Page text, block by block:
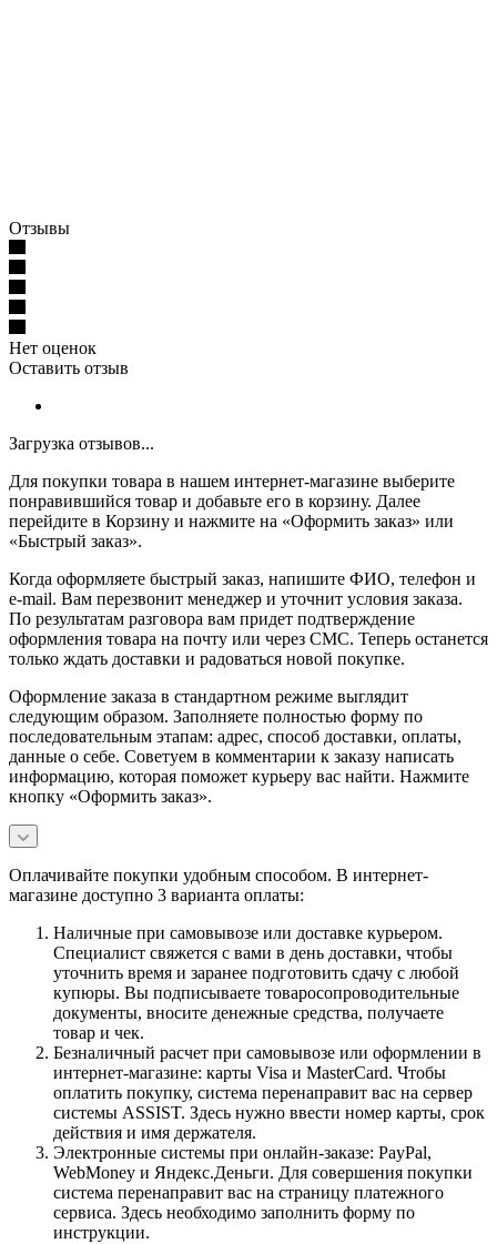
Отзывы
Нет оценок
Оставить отзыв
Загрузка отзывов...
Для покупки товара в нашем интернет-магазине выберите
понравившийся товар и добавьте его в корзину. Далее
перейдите в Корзину и нажмите на «Оформить заказ» или
«Быстрый заказ».
Когда оформляете быстрый заказ, напишите ФИО, телефон и
e-mail. Вам перезвонит менеджер и уточнит условия заказа.
По результатам разговора вам придет подтверждение
оформления товара на почту или через СМС. Теперь останется
только ждать доставки и радоваться новой покупке.
Оформление заказа в стандартном режиме выглядит
следующим образом. Заполняете полностью форму по
последовательным этапам: адрес, способ доставки, оплаты,
данные о себе. Советуем в комментарии к заказу написать
информацию, которая поможет курьеру вас найти. Нажмите
кнопку «Оформить заказ».
Оплачивайте покупки удобным способом. В интернет-
магазине доступно 3 варианта оплаты:
Наличные при самовывозе или доставке курьером.
Специалист свяжется с вами в день доставки, чтобы
уточнить время и заранее подготовить сдачу с любой
купюры. Вы подписываете товаросопроводительные
документы, вносите денежные средства, получаете
товар и чек.
Безналичный расчет при самовывозе или оформлении в
интернет-магазине: карты Visa и MasterCard. Чтобы
оплатить покупку, система перенаправит вас на сервер
системы ASSIST. Здесь нужно ввести номер карты, срок
действия и имя держателя.
Электронные системы при онлайн-заказе: PayPal,
WebMoney и Яндекс.Деньги. Для совершения покупки
система перенаправит вас на страницу платежного
сервиса. Здесь необходимо заполнить форму по
инструкции.